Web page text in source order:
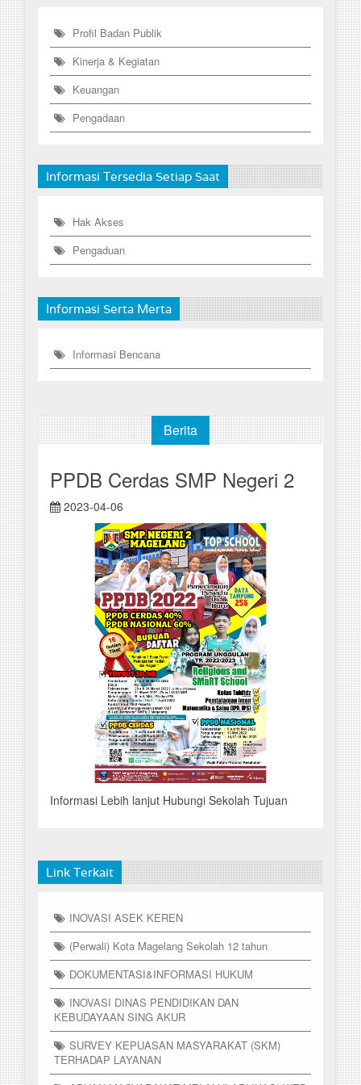
Profil Badan Publik
Kinerja & Kegiatan
Keuangan
Pengadaan
Informasi Tersedia Setiap Saat
Hak Akses
Pengaduan
Informasi Serta Merta
Informasi Bencana
Berita
PPDB Cerdas SMP Negeri 2
2023-04-06
Informasi Lebih lanjut Hubungi Sekolah Tujuan
Link Terkait
INOVASI ASEK KEREN
(Perwali) Kota Magelang Sekolah 12 tahun
DOKUMENTASI&INFORMASI HUKUM
INOVASI DINAS PENDIDIKAN DAN
KEBUDAYAAN SING AKUR
SURVEY KEPUASAN MASYARAKAT (SKM)
TERHADAP LAYANAN